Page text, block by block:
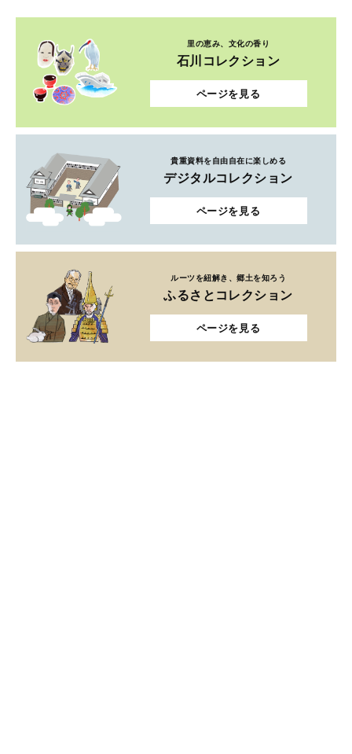
里の恵み、文化の香り
石川コレクション
ページを見る
貴重資料を自由自在に楽しめる
デジタルコレクション
ページを見る
ルーツを紐解き、郷土を知ろう
ふるさとコレクション
ページを見る